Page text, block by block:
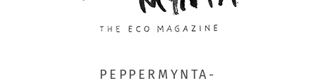
PEPPERMYNTA-